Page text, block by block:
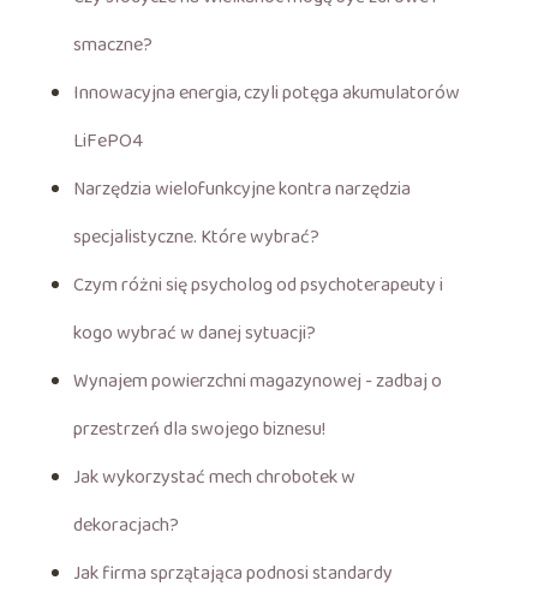
smaczne?
Innowacyjna energia, czyli potęga akumulatorów
LiFePO4
Narzędzia wielofunkcyjne kontra narzędzia
specjalistyczne. Które wybrać?
Czym różni się psycholog od psychoterapeuty i
kogo wybrać w danej sytuacji?
Wynajem powierzchni magazynowej - zadbaj o
przestrzeń dla swojego biznesu!
Jak wykorzystać mech chrobotek w
dekoracjach?
Jak firma sprzątająca podnosi standardy